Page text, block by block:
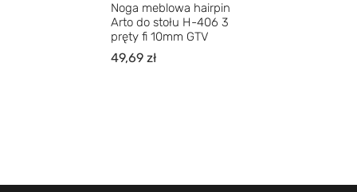
Noga meblowa hairpin
Arto do stołu H-406 3
pręty fi 10mm GTV
49,69zł